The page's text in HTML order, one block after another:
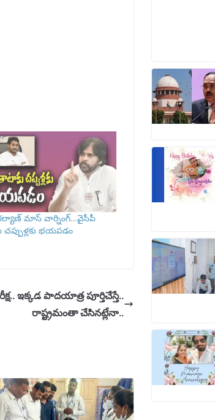
మాస్ వార్నింగ్…వైసీపీ
భయపడం
ఇక్కడ పాదయాత్ర పూర్తిచేస్తే..
రాష్ట్రమంతా చేసినట్లేనా..